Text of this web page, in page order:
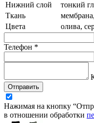
Нижний слой
тонкий
Ткань
Цвета
олива,
Телефон *
Отправить
Нажимая на кнопку
в отношении обработки